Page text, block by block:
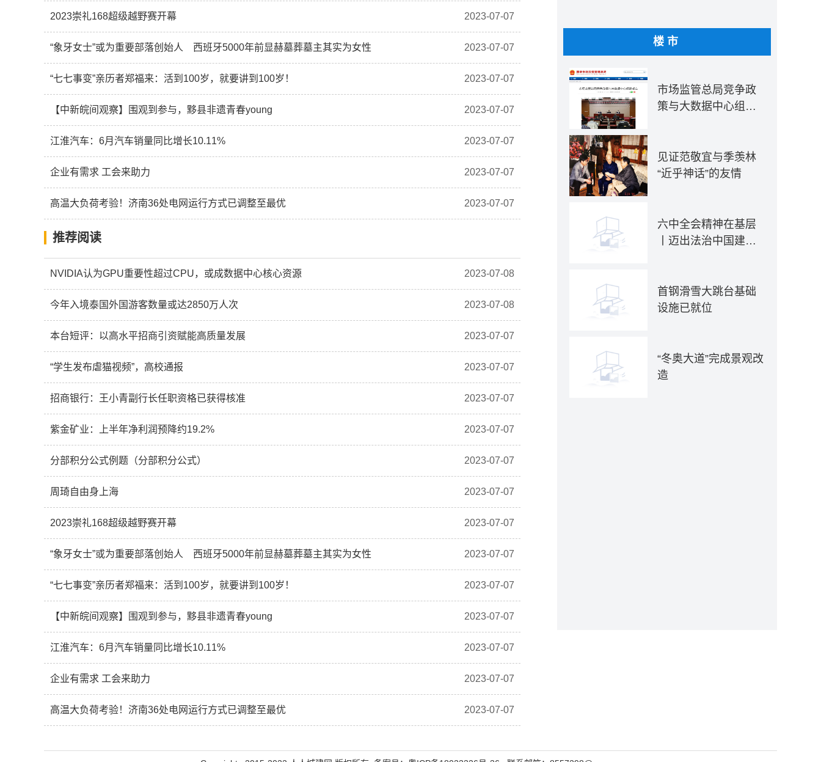
2023崇礼168超级越野赛开幕 2023-07-07
“象牙女士”或为重要部落创始人 西班牙5000年前显赫墓葬墓主其实为女性 2023-07-07
“七七事变”亲历者郑福来：活到100岁，就要讲到100岁！ 2023-07-07
【中新皖间观察】围观到参与，黟县非遗青春young 2023-07-07
江淮汽车：6月汽车销量同比增长10.11% 2023-07-07
企业有需求 工会来助力 2023-07-07
高温大负荷考验！济南36处电网运行方式已调整至最优 2023-07-07
推荐阅读
NVIDIA认为GPU重要性超过CPU，或成数据中心核心资源 2023-07-08
今年入境泰国外国游客数量或达2850万人次 2023-07-08
本台短评：以高水平招商引资赋能高质量发展 2023-07-07
“学生发布虐猫视频”，高校通报 2023-07-07
招商银行：王小青副行长任职资格已获得核准 2023-07-07
紫金矿业：上半年净利润预降约19.2% 2023-07-07
分部积分公式例题（分部积分公式） 2023-07-07
周琦自由身上海 2023-07-07
2023崇礼168超级越野赛开幕 2023-07-07
“象牙女士”或为重要部落创始人 西班牙5000年前显赫墓葬墓主其实为女性 2023-07-07
“七七事变”亲历者郑福来：活到100岁，就要讲到100岁！ 2023-07-07
【中新皖间观察】围观到参与，黟县非遗青春young 2023-07-07
江淮汽车：6月汽车销量同比增长10.11% 2023-07-07
企业有需求 工会来助力 2023-07-07
高温大负荷考验！济南36处电网运行方式已调整至最优 2023-07-07
楼市
市场监管总局竞争政
策与大数据中心组建
见证范敬宜与季羡林
“近乎神话”的友情
六中全会精神在基层
丨迈出法治中国建设
推动全面依法治国新
实践
首钢滑雪大跳台基础
设施已就位
“冬奥大道”完成景观改
造